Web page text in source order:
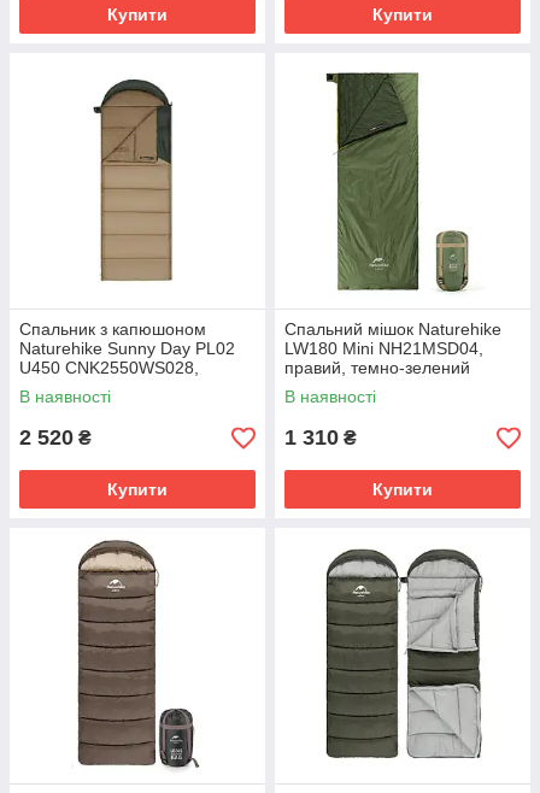
Купити Купити
Спальник з капюшоном
Naturehike Sunny Day PL02
U450 CNK2550WS028,
(3,9°C), правий, коричнево-
зелений
В наявності
2 520 ₴
Купити
Спальний мішок Naturehike
LW180 Mini NH21MSD04,
правий, темно-зелений
В наявності
1 310 ₴
Купити